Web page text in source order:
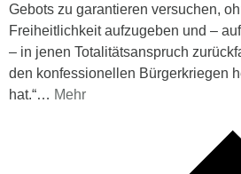
Gebots zu garantieren versuchen,
Freiheitlichkeit aufzugeben und –
– in jenen Totalitätsanspruch
den konfessionellen Bürgerkriegen
hat.“… Mehr